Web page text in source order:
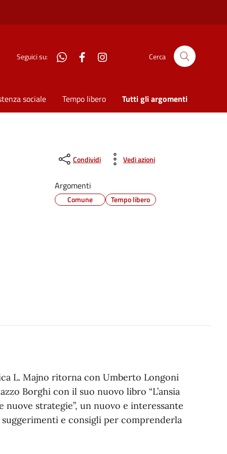
Seguici su: WhatsAppFacebook Cerca
sociale Tempo libero Tutti gli argomenti
Condividi Vedi azioni
Argomenti
Comune Tempo libero
L. Majno ritorna con Umberto Longoni
Borghi con il suo nuovo libro “L’ansia
strategie”, un nuovo e interessante
e consigli per comprenderla